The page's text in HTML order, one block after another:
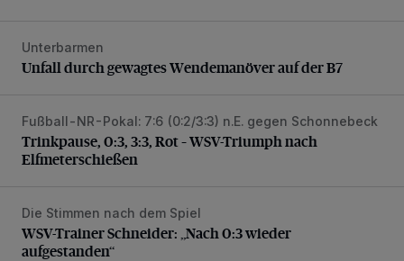
Unfall durch gewagtes Wendemanöver auf der B7
Unterbarmen
Unfall durch gewagtes Wendemanöver auf der B7
Trinkpause, 0:3, 3:3, Rot – WSV-Triumph nach
Fußball-NR-Pokal: 7:6 (0:2/3:3) n.E. gegen Schonnebeck
Trinkpause, 0:3, 3:3, Rot – WSV-Triumph nach
Elfmeterschießen
WSV-Trainer Schneider: „Nach 0:3 wieder aufgestanden“
Die Stimmen nach dem Spiel
WSV-Trainer Schneider: „Nach 0:3 wieder
aufgestanden“